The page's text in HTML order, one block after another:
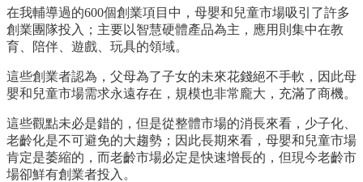
在我輔導過的600個創業項目中，母嬰和兒童市場吸引了許多
創業團隊投入；主要以智慧硬體產品為主，應用則集中在教
育、陪伴、遊戲、玩具的領域。
這些創業者認為，父母為了子女的未來花錢絕不手軟，因此母
嬰和兒童市場需求永遠存在，規模也非常龐大，充滿了商機。
這些觀點未必是錯的，但是從整體市場的消長來看，少子化、
老齡化是不可避免的大趨勢；因此長期來看，母嬰和兒童市場
肯定是萎縮的，而老齡市場必定是快速增長的，但現今老齡市
場卻鮮有創業者投入。